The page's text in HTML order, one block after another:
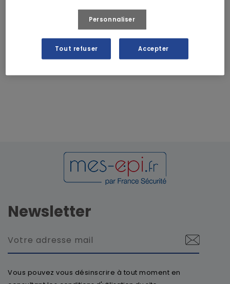
Newsletter
Vous pouvez vous désinscrire à tout moment en
Personnaliser
Tout refuser Accepter